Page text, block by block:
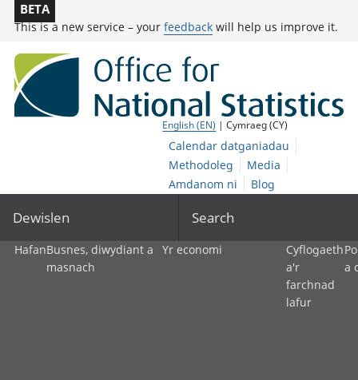
BETA
This is a new service – your feedback will help us improve it.
English (EN) | Cymraeg (CY)
Calendar datganiadau
Methodoleg
Media
Amdanom ni
Blog
Dewislen Search
HafanBusnes, diwydiant a
masnach
Yr economi
Cyflogaeth
a'r
farchnad
lafur
a